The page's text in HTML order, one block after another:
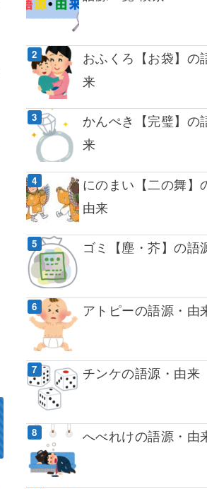
おふくろ【お袋】の
来
かんぺき【完璧】の
来
にのまい【二の舞】
由来
ゴミ【塵・芥】の語
アトピーの語源・由
チンケの語源・由来
へべれけの語源・由